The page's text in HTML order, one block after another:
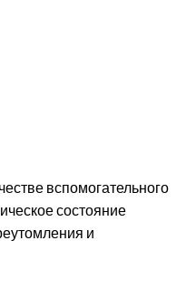
вспомогательного
состояние
и